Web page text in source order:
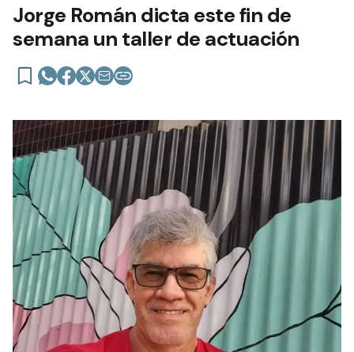
Jorge Román dicta este fin de
semana un taller de actuación